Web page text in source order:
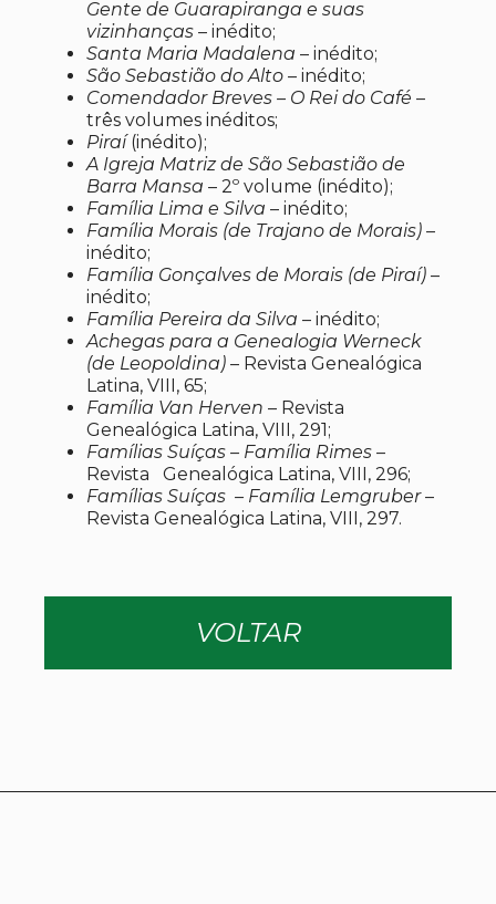
Gente de Guarapiranga e suas
vizinhanças– inédito;
Santa Maria Madalena – inédito;
São Sebastião do Alto– inédito;
Comendador Breves – O Rei do Café –
três volumes inéditos;
Piraí(inédito);
A Igreja Matriz de São Sebastião de
Barra Mansa – 2º volume (inédito);
Família Lima e Silva – inédito;
Família Morais (de Trajano de Morais)–
inédito;
Família Gonçalves de Morais (de Piraí)–
inédito;
Família Pereira da Silva – inédito;
Achegas para a Genealogia Werneck
(de Leopoldina)– Revista Genealógica
Latina, VIII, 65;
Família Van Herven – Revista
Genealógica Latina, VIII, 291;
Famílias Suíças – Família Rimes–
Revista Genealógica Latina, VIII, 296;
Famílias Suíças – Família Lemgruber–
Revista Genealógica Latina, VIII, 297.
VOLTAR